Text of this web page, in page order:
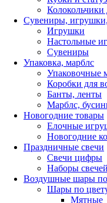
Сувениры,
Игрушки
Настольные
Сувениры
Упаковка, марблс
Упаковочные
Коробки для
Банты, ленты
Марблс,
Новогодние товары
Елочные
Новогодние
Праздничные свечи
Свечи цифры
Наборы
Воздушные шары по
Шары по
Мятные